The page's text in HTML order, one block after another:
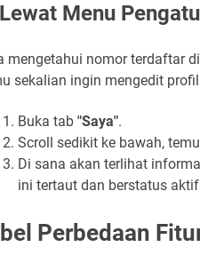
Menu
mengetahui nomor terdaftar
sekalian ingin mengedit
Buka tab "Saya".
Scroll sedikit ke bawah,
Di sana akan terlihat
ini tertaut dan berstatus
Perbedaan